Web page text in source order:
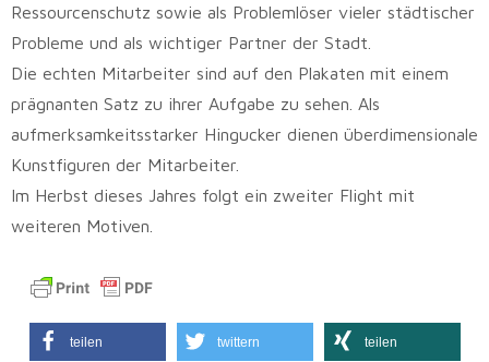
Ressourcenschutz sowie als Problemlöser vieler städtischer
Probleme und als wichtiger Partner der Stadt.
Die echten Mitarbeiter sind auf den Plakaten mit einem
prägnanten Satz zu ihrer Aufgabe zu sehen. Als
aufmerksamkeitsstarker Hingucker dienen überdimensionale
Kunstfiguren der Mitarbeiter.
Im Herbst dieses Jahres folgt ein zweiter Flight mit
weiteren Motiven.
teilen twittern teilen